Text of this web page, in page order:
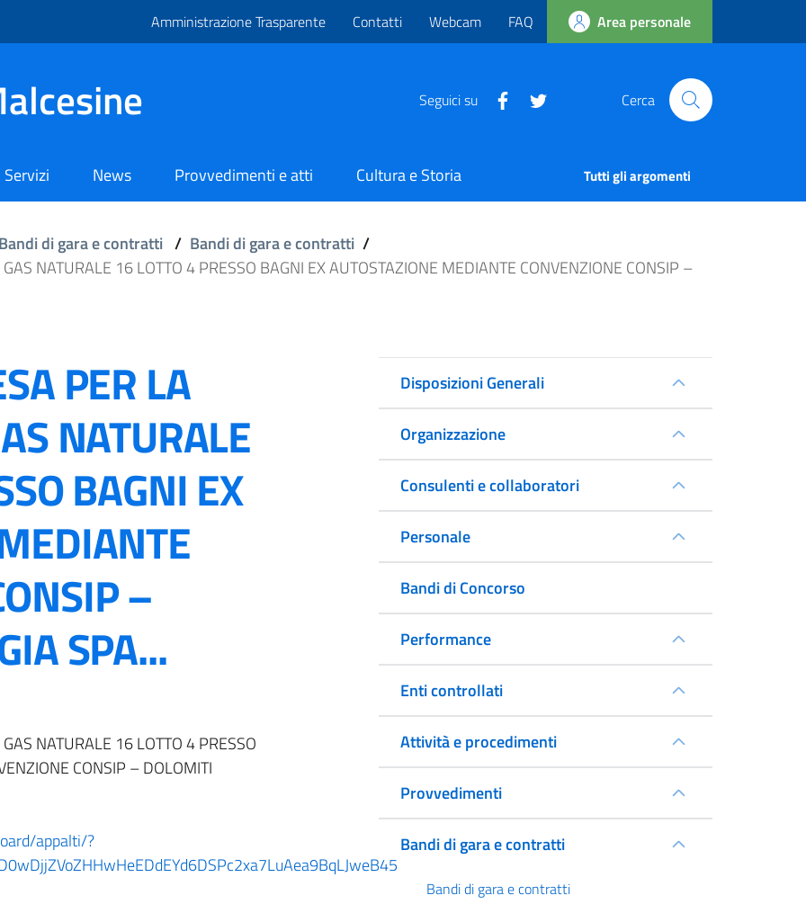
Amministrazione Trasparente Contatti Webcam FAQ Area personale
Seguici su Cerca
Servizi News Provvedimenti e atti Cultura e Storia Tutti gli argomenti
Bandi di gara e contratti / Bandi di gara e contratti /
NATURALE 16 LOTTO 4 PRESSO BAGNI EX AUTOSTAZIONE MEDIANTE CONVENZIONE CONSIP –
PER LA
NATURALE
BAGNI EX
–
SPA...
NATURALE 16 LOTTO 4 PRESSO
CONSIP – DOLOMITI
appalti/?
Disposizioni Generali
Organizzazione
Consulenti e collaboratori
Personale
Bandi di Concorso
Performance
Enti controllati
Attività e procedimenti
Provvedimenti
Bandi di gara e contratti
Bandi di gara e contratti